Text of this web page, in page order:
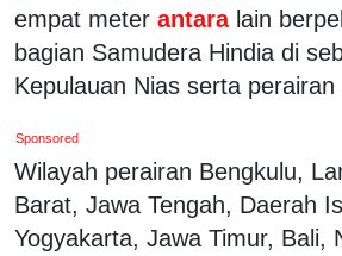
empat meter antara lain
bagian Samudera Hindia di
Kepulauan Nias serta
Sponsored
Wilayah perairan Bengkulu,
Barat, Jawa Tengah, Daerah
Yogyakarta, Jawa Timur, Bali,